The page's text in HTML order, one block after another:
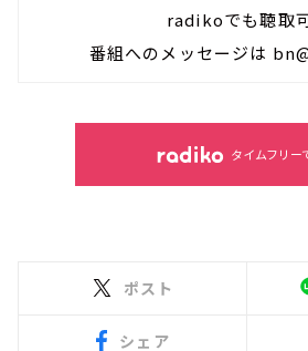
radikoでも聴取
番組へのメッセージは
タイムフリー
ポスト
シェア